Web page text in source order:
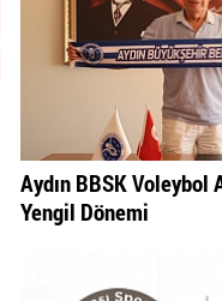
Aydın BBSK Voleybol
Yengil Dönemi